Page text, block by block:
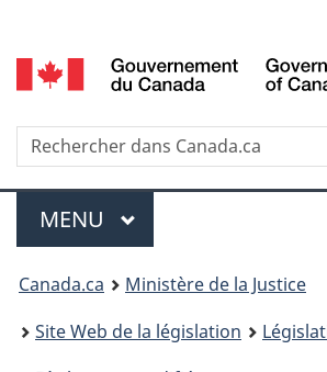
au
contenu
propos
de
la
HTML
simplifiée
selection
Recherche
Menu
MENU PRINCIPAL
You
are
Canada.ca
Ministère de la Justice
Site Web de la législation